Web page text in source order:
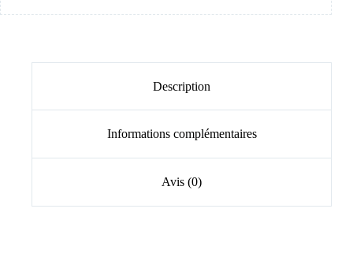
Description
Informations complémentaires
Avis (0)